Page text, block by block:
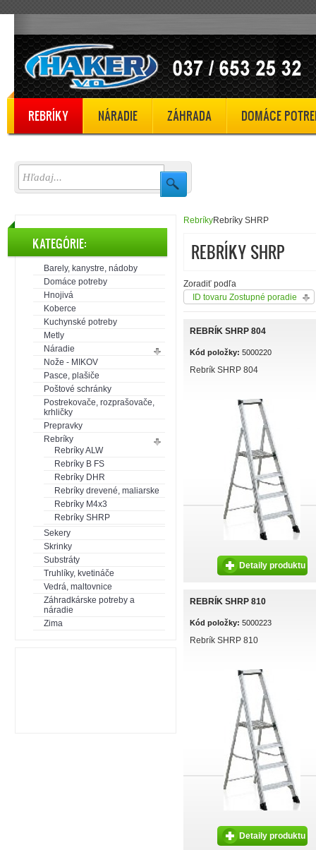
REBRÍKY NÁRADIE ZÁHRADA DOMÁCE
KATEGÓRIE:
Barely, kanystre, nádoby
Domáce potreby
Hnojivá
Koberce
Kuchynské potreby
Metly
Náradie
Nože - MIKOV
Pasce, plašiče
Poštové schránky
Postrekovače, rozprašovače,
krhličky
Prepravky
Rebríky
Rebríky ALW
Rebríky B FS
Rebríky DHR
Rebríky drevené, maliarske
Rebríky M4x3
Rebríky SHRP
Sekery
Skrinky
Substráty
Truhlíky, kvetináče
Vedrá, maltovnice
Záhradkárske potreby a
náradie
Zima
RebríkyRebríky SHRP
REBRÍKY SHRP
Zoradiť podľa
ID tovaru Zostupné poradie
REBRÍK SHRP 804
Kód položky: 5000220
Rebrík SHRP 804
Detaily produktu
REBRÍK SHRP 810
Kód položky: 5000223
Rebrík SHRP 810
Detaily produktu